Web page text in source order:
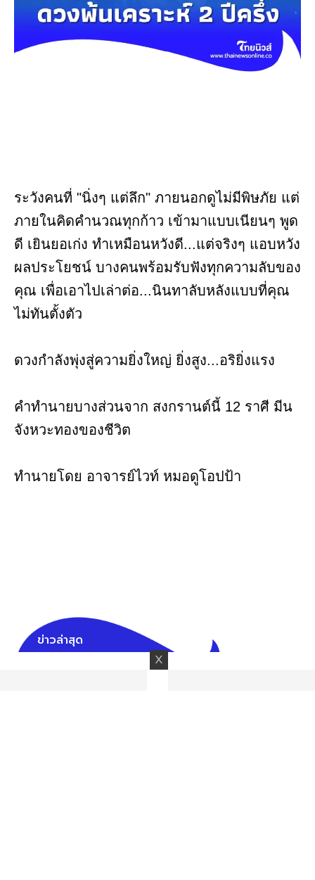
ระวังคนที่ "นิ่งๆ แต่ลึก" ภายนอกดูไม่มีพิษภัย แต่
ภายในคิดคำนวณทุกก้าว เข้ามาแบบเนียนๆ พูด
ดี เยินยอเก่ง ทำเหมือนหวังดี...แต่จริงๆ แอบหวัง
ผลประโยชน์ บางคนพร้อมรับฟังทุกความลับของ
คุณ เพื่อเอาไปเล่าต่อ...นินทาลับหลังแบบที่คุณ
ไม่ทันตั้งตัว
ดวงกำลังพุ่งสู่ความยิ่งใหญ่ ยิ่งสูง...อริยิ่งแรง
คำทำนายบางส่วนจาก สงกรานต์นี้ 12 ราศี มีน
จังหวะทองของชีวิต
ทำนายโดย อาจารย์ไวท์ หมอดูโอปป้า
ข่าวล่าสุด